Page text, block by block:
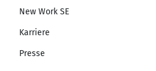
New Work SE
Karriere
Presse